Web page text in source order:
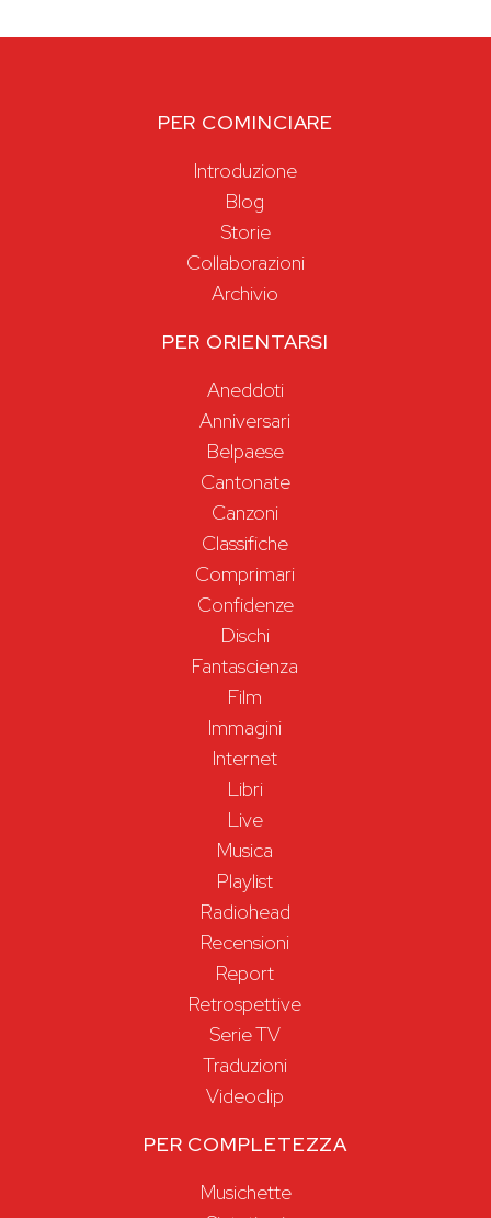
PER COMINCIARE
Introduzione
Blog
Storie
Collaborazioni
Archivio
PER ORIENTARSI
Aneddoti
Anniversari
Belpaese
Cantonate
Canzoni
Classifiche
Comprimari
Confidenze
Dischi
Fantascienza
Film
Immagini
Internet
Libri
Live
Musica
Playlist
Radiohead
Recensioni
Report
Retrospettive
Serie TV
Traduzioni
Videoclip
PER COMPLETEZZA
Musichette